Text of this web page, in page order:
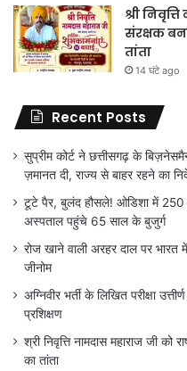
श्री
संरक्षक
तांता
14 घंटे ago
Recent Posts
सुप्रीम कोर्ट ने छत्तीसगढ़ के
ज़मानत दी, राज्य से बाहर रहने का
टूटे पैर, बुलंद हौसले! ओडिशा में 250
अस्पताल पहुंचे 65 साल के बुजुर्ग
रोज खाने वाली अरहर दाल पर भारत
जीनोम
अग्निवीर भर्ती के लिखित परीक्षा
प्रशिक्षण
श्री निवृत्ति नामदास महाराज जी को
का तांता